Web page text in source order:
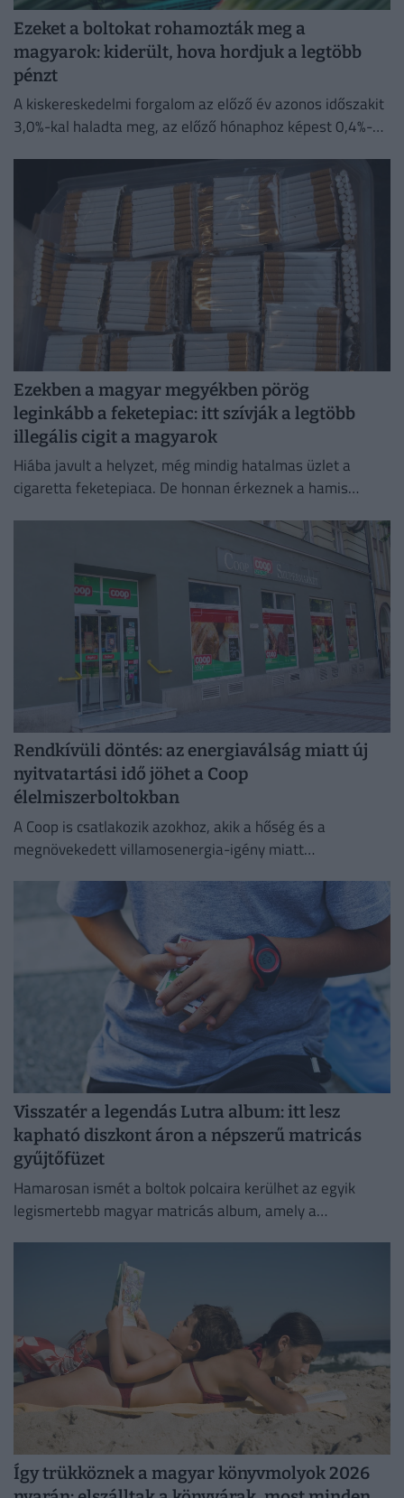
Ezeket a boltokat rohamozták meg a
magyarok: kiderült, hova hordjuk a legtöbb
pénzt
A kiskereskedelmi forgalom az előző év azonos időszakit
3,0%-kal haladta meg, az előző hónaphoz képest 0,4%-
Ezekben a magyar megyékben pörög
leginkább a feketepiac: itt szívják a legtöbb
illegális cigit a magyarok
Hiába javult a helyzet, még mindig hatalmas üzlet a
cigaretta feketepiaca. De honnan érkeznek a hamis
Rendkívüli döntés: az energiaválság miatt új
nyitvatartási idő jöhet a Coop
élelmiszerboltokban
A Coop is csatlakozik azokhoz, akik a hőség és a
megnövekedett villamosenergia-igény miatt
Visszatér a legendás Lutra album: itt lesz
kapható diszkont áron a népszerű matricás
gyűjtőfüzet
Hamarosan ismét a boltok polcaira kerülhet az egyik
legismertebb magyar matricás album, amely a
Így trükköznek a magyar könyvmolyok 2026